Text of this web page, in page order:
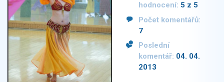
hodnocení: 5 z 5
Počet komentářů:
7
Poslední
komentář: 04. 04.
2013